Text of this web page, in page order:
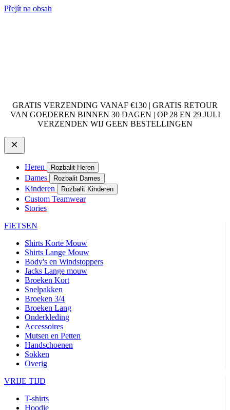
Přejít na obsah
GRATIS VERZENDING VANAF €130 | GRATIS RETOUR
VAN GOEDEREN BINNEN 30 DAGEN | OP 28 EN 29 JULI
VERZENDEN WIJ GEEN BESTELLINGEN
Heren Rozbalit Heren
Dames Rozbalit Dames
Kinderen Rozbalit Kinderen
Custom Teamwear
Stories
FIETSEN
Shirts Korte Mouw
Shirts Lange Mouw
Body's en Windstoppers
Jacks Lange mouw
Broeken Kort
Snelpakken
Broeken 3/4
Broeken Lang
Onderkleding
Accessoires
Mutsen en Petten
Handschoenen
Sokken
Overig
VRIJE TIJD
T-shirts
Hoodie